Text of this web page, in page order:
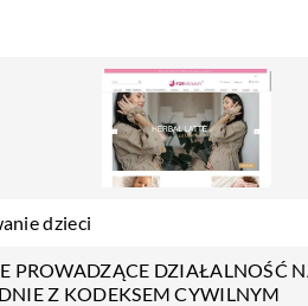
dzieci
PROWADZĄCE DZIAŁALNOŚĆ
Z KODEKSEM CYWILNYM